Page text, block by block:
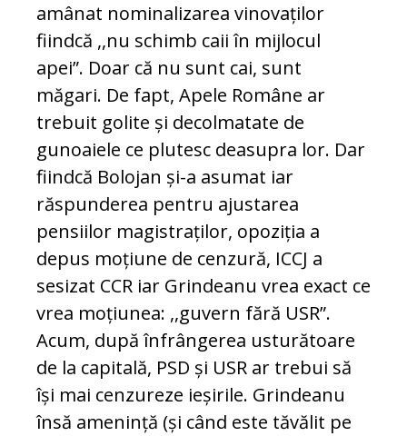
amânat nominalizarea vinovaților
fiindcă ,,nu schimb caii în mijlocul
apei”. Doar că nu sunt cai, sunt
măgari. De fapt, Apele Române ar
trebuit golite și decolmatate de
gunoaiele ce plutesc deasupra lor. Dar
fiindcă Bolojan și-a asumat iar
răspunderea pentru ajustarea
pensiilor magistraților, opoziția a
depus moțiune de cenzură, ICCJ a
sesizat CCR iar Grindeanu vrea exact ce
vrea moțiunea: ,,guvern fără USR”.
Acum, după înfrângerea usturătoare
de la capitală, PSD și USR ar trebui să
își mai cenzureze ieșirile. Grindeanu
însă amenință (și când este tăvălit pe